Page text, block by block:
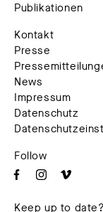
Publikationen
Kontakt
Presse
News
Impressum
Datenschutz
Follow
Keep up to date?